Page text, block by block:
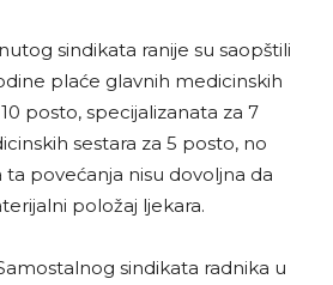
sindikata ranije su saopštili
plaće glavnih medicinskih
posto, specijalizanata za 7
sestara za 5 posto, no
ta povećanja nisu dovoljna da
položaj ljekara.
sindikata radnika u